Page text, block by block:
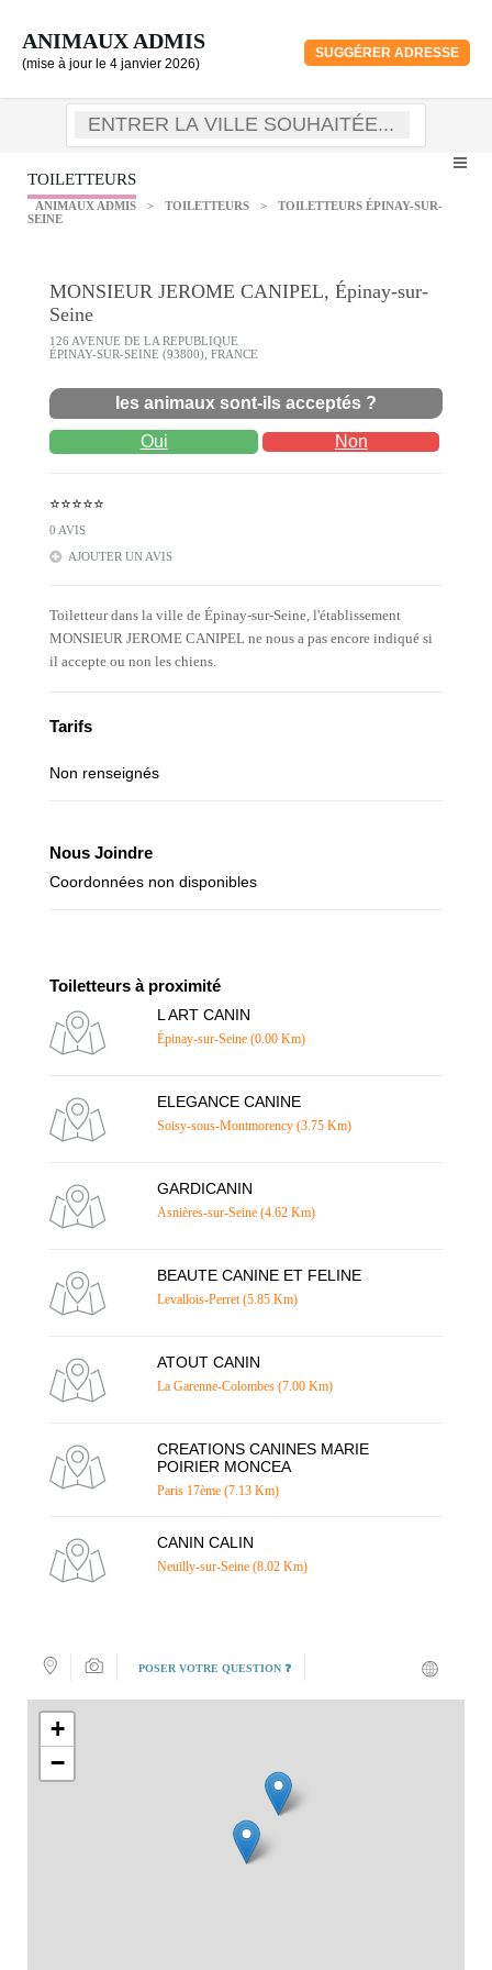
ANIMAUX ADMIS
(mise à jour le 4 janvier 2026)
SUGGÉRER ADRESSE
TOILETTEURS
ANIMAUX ADMIS > TOILETTEURS >
TOILETTEURS ÉPINAY-SUR-
SEINE
MONSIEUR JEROME CANIPEL, Épinay-sur-
Seine
126 AVENUE DE LA REPUBLIQUE
ÉPINAY-SUR-SEINE (93800), FRANCE
les animaux sont-ils acceptés ?
Oui Non
⭐⭐⭐⭐⭐
0 AVIS
AJOUTER UN AVIS
Toiletteur dans la ville de Épinay-sur-Seine, l'établissement
MONSIEUR JEROME CANIPEL ne nous a pas encore indiqué si
il accepte ou non les chiens.
Tarifs
Non renseignés
Nous Joindre
Coordonnées non disponibles
Toiletteurs à proximité
L ART CANIN
Épinay-sur-Seine (0.00 Km)
ELEGANCE CANINE
Soisy-sous-Montmorency (3.75 Km)
GARDICANIN
Asnières-sur-Seine (4.62 Km)
BEAUTE CANINE ET FELINE
Levallois-Perret (5.85 Km)
ATOUT CANIN
La Garenne-Colombes (7.00 Km)
CREATIONS CANINES MARIE
POIRIER MONCEA
Paris 17ème (7.13 Km)
CANIN CALIN
Neuilly-sur-Seine (8.02 Km)
POSER VOTRE QUESTION ❓
+
−